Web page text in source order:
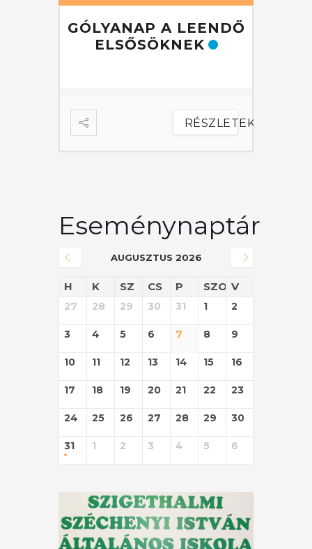
GÓLYANAP A LEENDŐ
ELSŐSÖKNEK
RÉSZLETEK
Eseménynaptár
AUGUSZTUS 2026
H K SZ CS P SZO V
27 28 29 30 31 1 2
3 4 5 6 7 8 9
10 11 12 13 14 15 16
17 18 19 20 21 22 23
24 25 26 27 28 29 30
31 1 2 3 4 5 6